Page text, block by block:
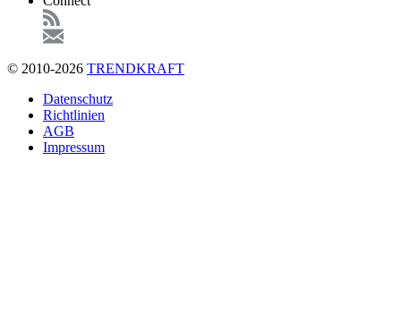
© 2010-2026 TRENDKRAFT
FußzeileDatenschutz
Richtlinien
AGB
Impressum